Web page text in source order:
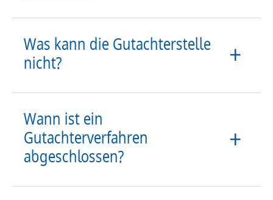
Was kann die Gutachterstelle
nicht?
Wann ist ein
Gutachterverfahren
abgeschlossen?